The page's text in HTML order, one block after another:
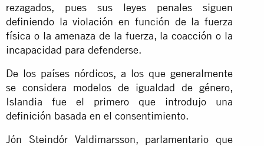
rezagados, pues sus leyes penales siguen
definiendo la violación en función de la fuerza
física o la amenaza de la fuerza, la coacción o la
incapacidad para defenderse.
De los países nórdicos, a los que generalmente
se considera modelos de igualdad de género,
Islandia fue el primero que introdujo una
definición basada en el consentimiento.
Jón Steindór Valdimarsson, parlamentario que